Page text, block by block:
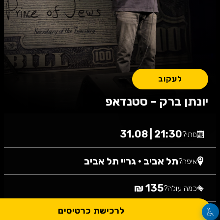
יונתן ברק – סטנדאפ
לעקוב
מתי?21:30 | 31.08
איפה?תל אביב • גריי תל אביב
כמה עולה?135 ₪
לרכישת כרטיסים